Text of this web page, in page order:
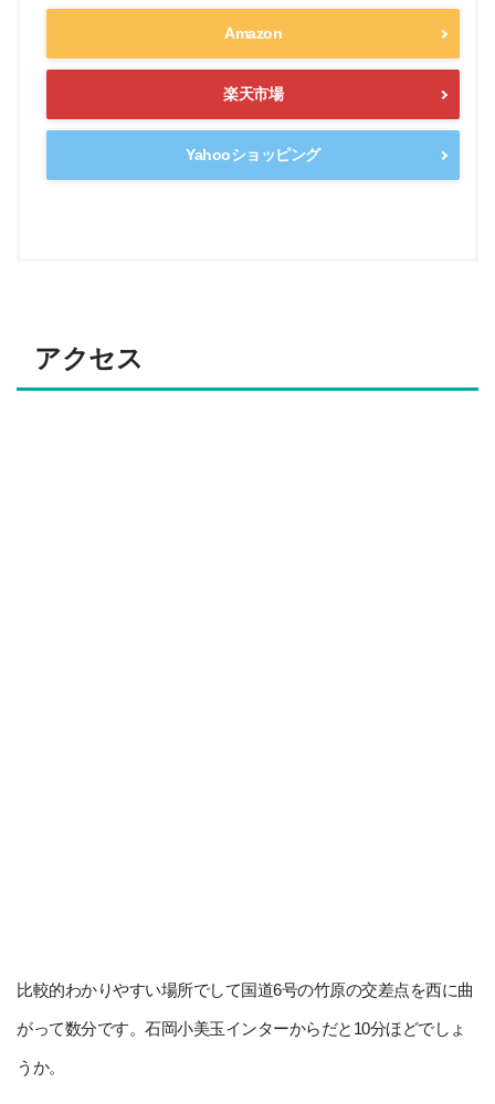
Amazon
楽天市場
Yahooショッピング
アクセス
比較的わかりやすい場所でして国道6号の竹原の交差点を西に曲
がって数分です。石岡小美玉インターからだと10分ほどでしょ
うか。